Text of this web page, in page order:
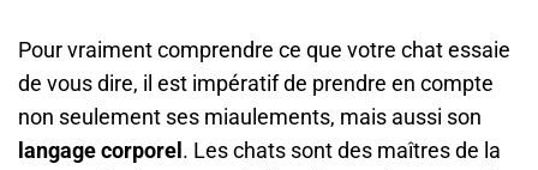
Pour vraiment comprendre ce que votre chat essaie
de vous dire, il est impératif de prendre en compte
non seulement ses miaulements, mais aussi son
langage corporel . Les chats sont des maîtres de la